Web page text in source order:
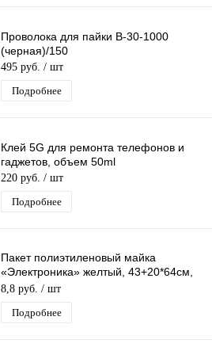
Проволока для пайки B-30-1000
(черная)/150
495 руб. / шт
Подробнее
Клей 5G для ремонта телефонов и
гаджетов, объем 50ml
220 руб. / шт
Подробнее
Пакет полиэтиленовый майка
«Электроника» желтый, 43+20*64см,
23 мкм
8,8 руб. / шт
Подробнее